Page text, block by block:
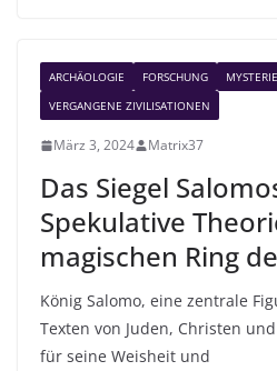
ARCHÄOLOGIE FORSCHUNG
VERGANGENE ZIVILISATIONEN
März 3, 2024 Matrix37
Das Siegel
Spekulative
magischen Ring
König Salomo, eine zentrale
Texten von Juden, Christen
für seine Weisheit und